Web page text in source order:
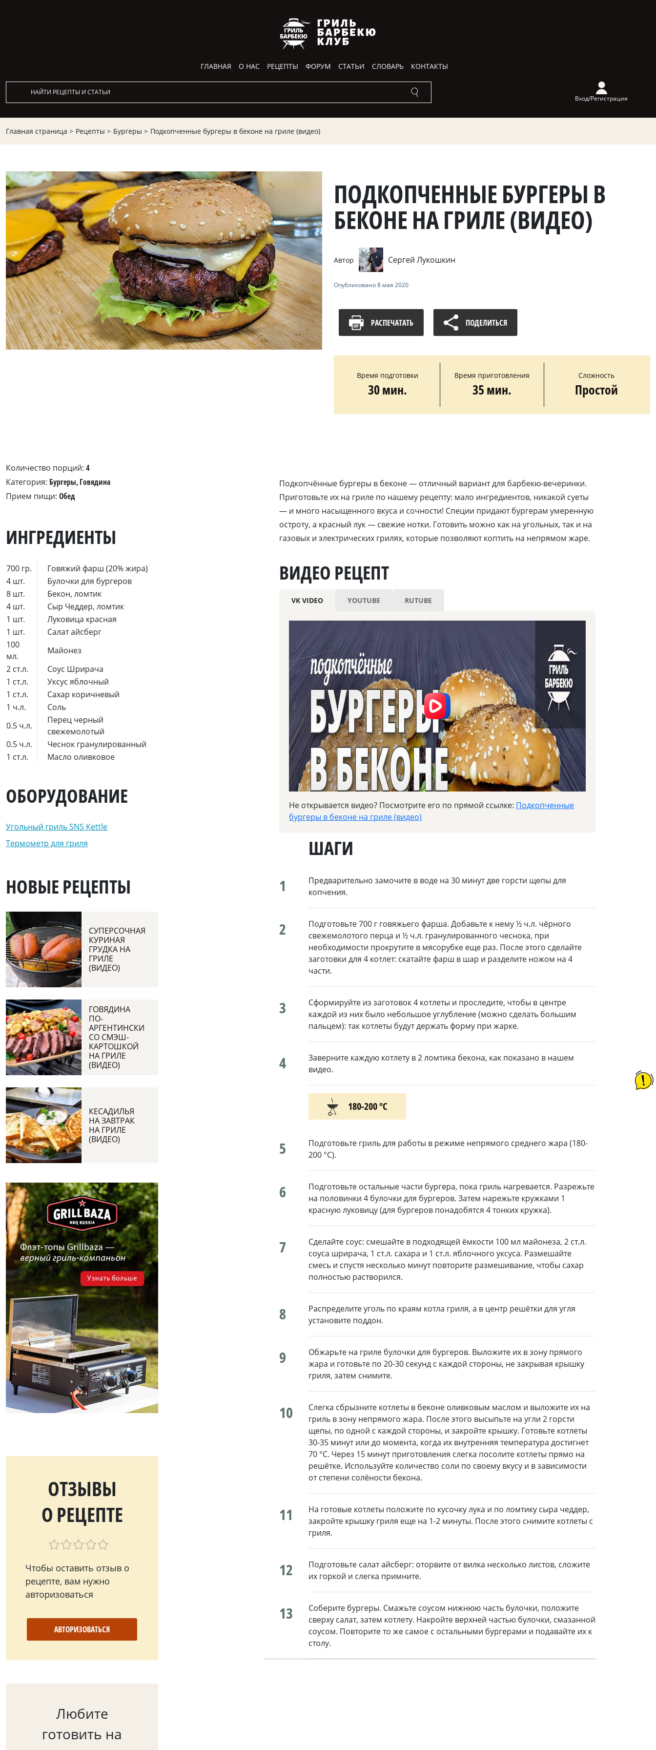
ГЛАВНАЯ О НАС РЕЦЕПТЫ ФОРУМ СТАТЬИ СЛОВАРЬ КОНТАКТЫ
Вход/Регистрация
Главная страница > Рецепты > Бургеры > Подкопченные бургеры в беконе на гриле (видео)
ПОДКОПЧЕННЫЕ БУРГЕРЫ В
БЕКОНЕ НА ГРИЛЕ (ВИДЕО)
Автор Сергей Лукошкин
Опубликовано8 мая 2020
РАСПЕЧАТАТЬ ПОДЕЛИТЬСЯ
Время подготовки
30 мин.
Время приготовления
35 мин.
Сложность
Простой
Количество порций: 4
Категория: Бургеры, Говядина
Прием пищи: Обед
ИНГРЕДИЕНТЫ
700 гр.
Говяжий фарш (20% жира)
4 шт.
Булочки для бургеров
8 шт.
Бекон, ломтик
4 шт.
Сыр Чеддер, ломтик
1 шт.
Луковица красная
1 шт.
Салат айсберг
100
мл.
Майонез
2 ст.л.
Соус Шрирача
1 ст.л.
Уксус яблочный
1 ст.л.
Сахар коричневый
1 ч.л.
Соль
0.5 ч.л.
Перец черный
свежемолотый
0.5 ч.л.
Чеснок гранулированный
1 ст.л.
Масло оливковое
ОБОРУДОВАНИЕ
Угольный гриль SNS Kettle
Термометр для гриля
НОВЫЕ РЕЦЕПТЫ
СУПЕРСОЧНАЯ
КУРИНАЯ
ГРУДКА НА
ГРИЛЕ
(ВИДЕО)
ГОВЯДИНА
ПО-
АРГЕНТИНСКИ
СО СМЭШ-
КАРТОШКОЙ
НА ГРИЛЕ
(ВИДЕО)
КЕСАДИЛЬЯ
НА ЗАВТРАК
НА ГРИЛЕ
(ВИДЕО)
ОТЗЫВЫ
О РЕЦЕПТЕ
Чтобы оставить отзыв о
рецепте, вам нужно
авторизоваться
АВТОРИЗОВАТЬСЯ
Любите
готовить на
Подкопчённые бургеры в беконе — отличный вариант для барбекю-вечеринки.
Приготовьте их на гриле по нашему рецепту: мало ингредиентов, никакой суеты
— и много насыщенного вкуса и сочности! Специи придают бургерам умеренную
остроту, а красный лук — свежие нотки. Готовить можно как на угольных, так и на
газовых и электрических грилях, которые позволяют коптить на непрямом жаре.
ВИДЕО РЕЦЕПТ
VK VIDEO YOUTUBE RUTUBE
Не открывается видео? Посмотрите его по прямой ссылке: Подкопченные
бургеры в беконе на гриле (видео)
ШАГИ
1
Предварительно замочите в воде на 30 минут две горсти щепы для
копчения.
2
Подготовьте 700 г говяжьего фарша. Добавьте к нему ½ ч.л. чёрного
свежемолотого перца и ½ ч.л. гранулированного чеснока, при
необходимости прокрутите в мясорубке еще раз. После этого сделайте
заготовки для 4 котлет: скатайте фарш в шар и разделите ножом на 4
части.
3
Сформируйте из заготовок 4 котлеты и проследите, чтобы в центре
каждой из них было небольшое углубление (можно сделать большим
пальцем): так котлеты будут держать форму при жарке.
4
Заверните каждую котлету в 2 ломтика бекона, как показано в нашем
видео.
180-200 °С
5
Подготовьте гриль для работы в режиме непрямого среднего жара (180-
200 °C).
6
Подготовьте остальные части бургера, пока гриль нагревается. Разрежьте
на половинки 4 булочки для бургеров. Затем нарежьте кружками 1
красную луковицу (для бургеров понадобятся 4 тонких кружка).
7
Сделайте соус: смешайте в подходящей ёмкости 100 мл майонеза, 2 ст.л.
соуса шрирача, 1 ст.л. сахара и 1 ст.л. яблочного уксуса. Размешайте
смесь и спустя несколько минут повторите размешивание, чтобы сахар
полностью растворился.
8
Распределите уголь по краям котла гриля, а в центр решётки для угля
установите поддон.
9
Обжарьте на гриле булочки для бургеров. Выложите их в зону прямого
жара и готовьте по 20-30 секунд с каждой стороны, не закрывая крышку
гриля, затем снимите.
10
Слегка сбрызните котлеты в беконе оливковым маслом и выложите их на
гриль в зону непрямого жара. После этого высыпьте на угли 2 горсти
щепы, по одной с каждой стороны, и закройте крышку. Готовьте котлеты
30-35 минут или до момента, когда их внутренняя температура достигнет
70 °C. Через 15 минут приготовления слегка посолите котлеты прямо на
решётке. Используйте количество соли по своему вкусу и в зависимости
от степени солёности бекона.
11
На готовые котлеты положите по кусочку лука и по ломтику сыра чеддер,
закройте крышку гриля еще на 1-2 минуты. После этого снимите котлеты с
гриля.
12
Подготовьте салат айсберг: оторвите от вилка несколько листов, сложите
их горкой и слегка примните.
13
Соберите бургеры. Смажьте соусом нижнюю часть булочки, положите
сверху салат, затем котлету. Накройте верхней частью булочки, смазанной
соусом. Повторите то же самое с остальными бургерами и подавайте их к
столу.